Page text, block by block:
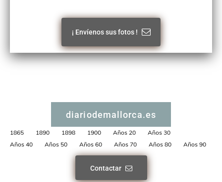
¡ Envíenos sus fotos !
diariodemallorca.es
1865 1890 1898 1900 Años 20
Años 30
Años 40
Años 50 Años 60 Años 70 Años 80 Años 90
Contactar